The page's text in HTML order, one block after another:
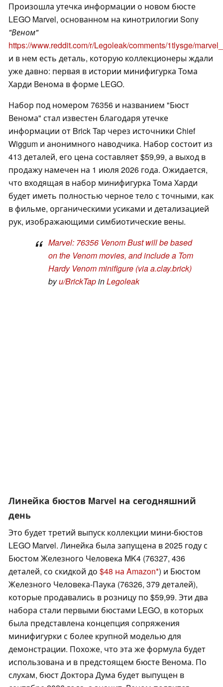
Произошла утечка информации о новом бюсте
LEGO Marvel, основанном на кинотрилогии Sony
"Веном"
https://www.reddit.com/r/Legoleak/comments/1tlysge/
и в нем есть деталь, которую коллекционеры ждали
уже давно: первая в истории минифигурка Тома
Харди Венома в форме LEGO.
Набор под номером 76356 и названием "Бюст
Венома" стал известен благодаря утечке
информации от Brick Tap через источники Chief
Wiggum и анонимного наводчика. Набор состоит из
413 деталей, его цена составляет $59,99, а выход в
продажу намечен на 1 июля 2026 года. Ожидается,
что входящая в набор минифигурка Тома Харди
будет иметь полностью черное тело с точными, как
в фильме, органическими усиками и детализацией
рук, изображающими симбиотические вены.
Marvel: 76356 Venom Bust will be based
on the Venom movies, and include a Tom
Hardy Venom minifigure (via a.clay.brick)
byu/BrickTapinLegoleak
Линейка бюстов Marvel на сегодняшний
день
Это будет третий выпуск коллекции мини-бюстов
LEGO Marvel. Линейка была запущена в 2025 году с
Бюстом Железного Человека MK4 (76327, 436
деталей, со скидкой до $48 на Amazon ) и Бюстом
Железного Человека-Паука (76326, 379 деталей),
которые продавались в розницу по $59,99. Эти два
набора стали первыми бюстами LEGO, в которых
была представлена концепция сопряжения
минифигурки с более крупной моделью для
демонстрации. Похоже, что эта же формула будет
использована и в предстоящем бюсте Венома. По
слухам, бюст Доктора Дума будет выпущен в